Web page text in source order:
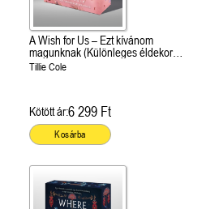
A Wish for Us – Ezt kívánom
magunknak (Különleges éldekorált
kiadás!)
Tillie Cole
Kötött ár:6 299 Ft
Kosárba